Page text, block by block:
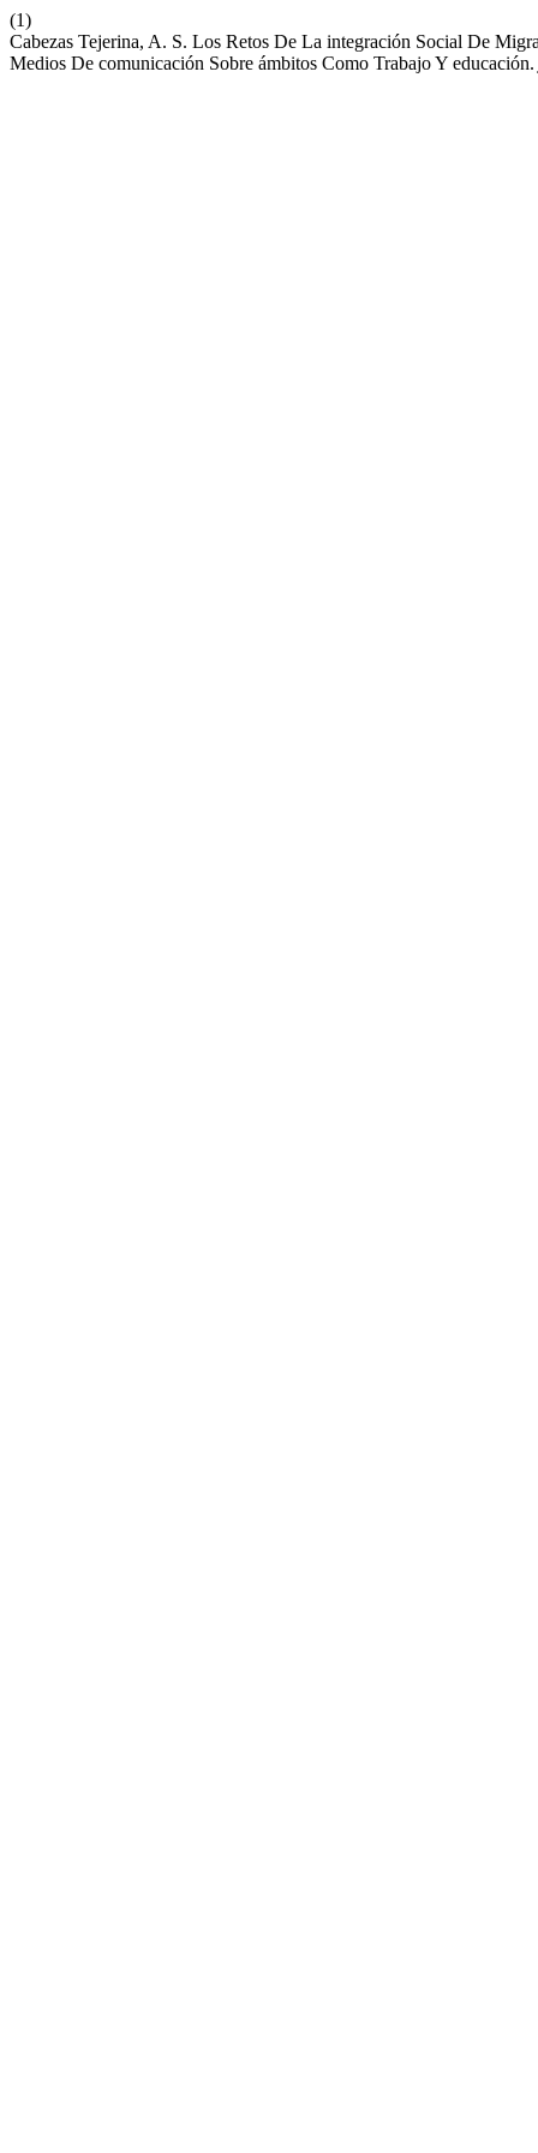
(1)
Cabezas Tejerina, A. S. Los Retos De La integración Social De
Medios De comunicación Sobre ámbitos Como Trabajo Y educación.